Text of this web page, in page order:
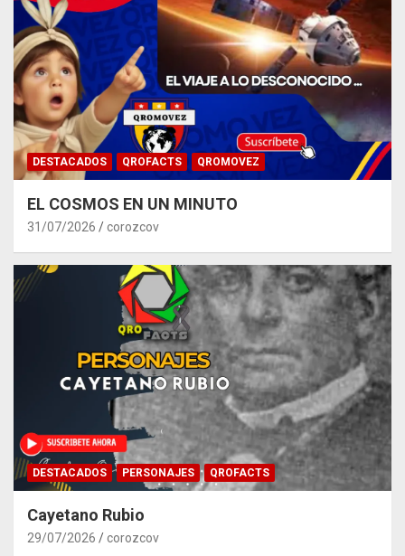
DESTACADOS QROFACTS QROMOVEZ
EL COSMOS EN UN MINUTO
31/07/2026 corozcov
DESTACADOS PERSONAJES QROFACTS
Cayetano Rubio
29/07/2026 corozcov